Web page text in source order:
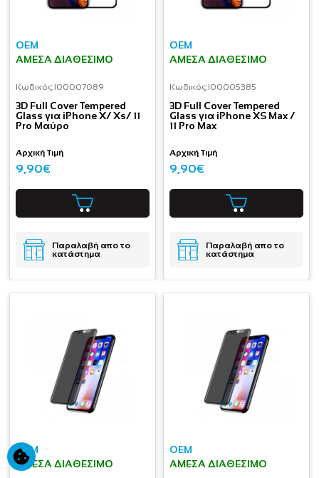
OEM
ΆΜΕΣΑ ΔΙΑΘΈΣΙΜΟ
Κωδικός:I00007089
3D Full Cover Tempered
Glass για iPhone X/ Xs/ 11
Pro Μαύρο
Αρχική Τιμή
9,90€
Παραλαβή απο το
κατάστημα
OEM
ΆΜΕΣΑ ΔΙΑΘΈΣΙΜΟ
Κωδικός:I00005385
3D Full Cover Tempered
Glass για iPhone XS Max /
11 Pro Max
Αρχική Τιμή
9,90€
Παραλαβή απο το
κατάστημα
OEM
ΆΜΕΣΑ ΔΙΑΘΈΣΙΜΟ
OEM
ΆΜΕΣΑ ΔΙΑΘΈΣΙΜΟ